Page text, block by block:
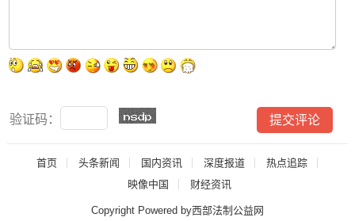
验证码：
首页 头条新闻 国内资讯 深度报道
热点追踪
映像中国
财经资讯
Copyright Powered by西部法制公益网